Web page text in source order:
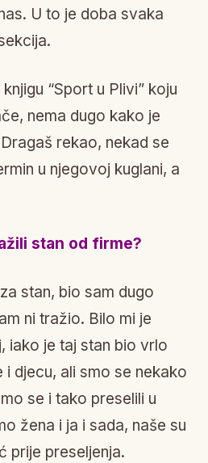
U to je doba svaka
“Sport u Plivi” koju
nema dugo kako je
rekao, nekad se
u njegovoj kuglani, a
stan od firme?
stan, bio sam dugo
ni tražio. Bilo mi je
iako je taj stan bio vrlo
i djecu, ali smo se nekako
se i tako preselili u
žena i ja i sada, naše su
prije preseljenja.